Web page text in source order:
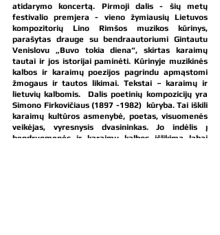
atidarymo koncertą. Pirmoji dalis - šių metų
festivalio premjera - vieno žymiausių Lietuvos
kompozitorių Lino Rimšos muzikos kūrinys,
parašytas drauge su bendraautoriumi Gintautu
Venislovu „Buvo tokia diena“, skirtas karaimų
tautai ir jos istorijai paminėti. Kūrinyje muzikinės
kalbos ir karaimų poezijos pagrindu apmąstomi
žmogaus ir tautos likimai. Tekstai – karaimų ir
lietuvių kalbomis.  Dalis poetinių kompozicijų yra
Simono Firkovičiaus (1897 -1982)  kūryba. Tai iškili
karaimų kultūros asmenybė, poetas, visuomenės
veikėjas, vyresnysis dvasininkas. Jo indėlis į
bendruomenės ir karaimų kalbos išlikimą labai